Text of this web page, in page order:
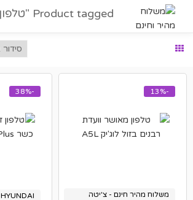
Product tagged "טלפון מקשים"
-13%
משלוח מהיר חינם - צ'יטה
-38%
HYUNDAI